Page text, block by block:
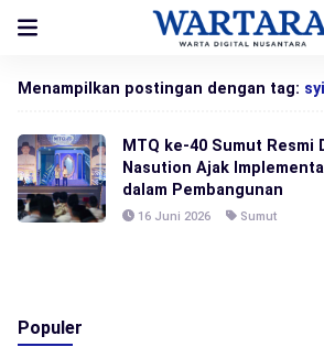
Menampilkan postingan dengan tag:
MTQ ke-40 Sumut Resmi
Nasution Ajak
dalam Pembangunan
16 Juni 2026 Sumut
Populer